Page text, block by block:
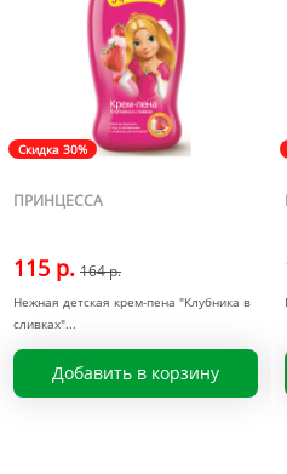
Скидка 30%
ПРИНЦЕССА
115 р. 164 р.
Нежная детская крем-пена "Клубника в
сливках"
Добавить в корзину